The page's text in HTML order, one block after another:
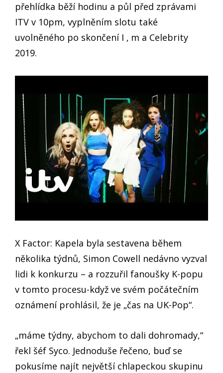
přehlídka běží hodinu a půl před zprávami
ITV v 10pm, vyplněním slotu také
uvolněného po skončení I ‚ m a Celebrity
2019.
X Factor: Kapela byla sestavena během
několika týdnů, Simon Cowell nedávno vyzval
lidi k konkurzu – a rozzuřil fanoušky K-popu
v tomto procesu-když ve svém počátečním
oznámení prohlásil, že je „čas na UK-Pop“.
„máme týdny, abychom to dali dohromady,“
řekl šéf Syco. Jednoduše řečeno, buď se
pokusíme najít největší chlapeckou skupinu